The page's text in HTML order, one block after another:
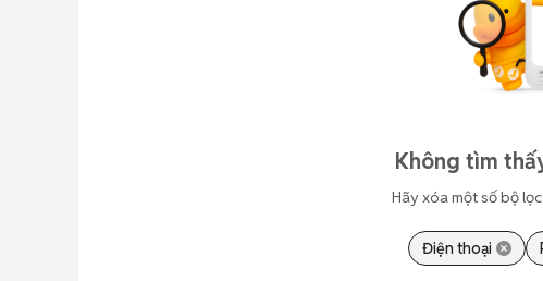
Không tìm
Hãy xóa một số bộ
Điện thoại